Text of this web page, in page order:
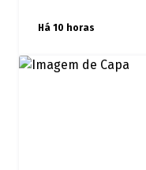
Há 10 horas